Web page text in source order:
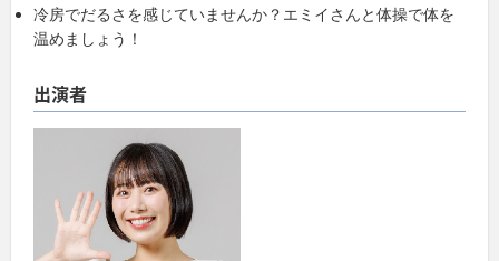
冷房でだるさを感じていませんか？エミイさんと体操で体を
温めましょう！
出演者